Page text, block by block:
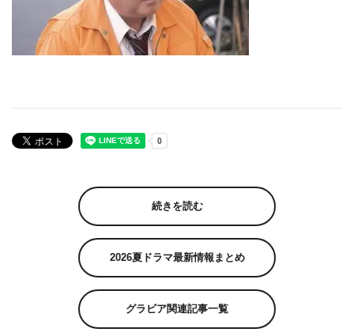
続きを読む
2026夏ドラマ最新情報まとめ
グラビア関連記事一覧